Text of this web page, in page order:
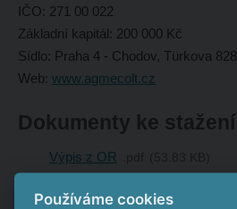
IČO: 271 00 022
Základní kapitál: 200 000 Kč
Sídlo: Praha 4 - Chodov, Türkova 828
Web: www.agmecolt.cz
Dokumenty ke stažení
Výpis z OR
Používáme cookies